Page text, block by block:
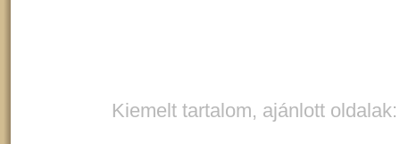
Kiemelt tartalom, ajánlott